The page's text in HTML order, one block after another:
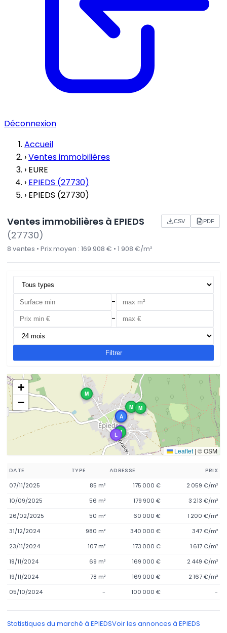
Déconnexion
Accueil
›Ventes immobilières
› EURE
› EPIEDS (27730)
› EPIEDS (27730)
Ventes immobilières à EPIEDS
(27730)
8 ventes • Prix moyen : 169 908 € • 1 908 €/m²
CSV PDF
-
-
Filtrer
DATE TYPE ADRESSE
PRIX
07/11/2025
85 m² 175 000 €
2 059 €/m²
10/09/2025
56 m² 179 900 €
3 213 €/m²
26/02/2025
50 m² 60 000 €
1 200 €/m²
31/12/2024
980 m² 340 000 €
347 €/m²
23/11/2024
107 m² 173 000 €
1 617 €/m²
19/11/2024
69 m² 169 000 €
2 449 €/m²
19/11/2024
78 m² 169 000 €
2 167 €/m²
05/10/2024
- 100 000 € -
M
M
A
L
L
M
M
L
+
−
Leaflet | © OSM
Statistiques du marché à EPIEDSVoir les annonces à EPIEDS